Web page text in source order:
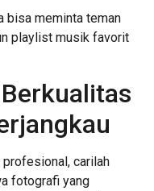
bisa meminta teman
playlist musik favorit
carilah
fotografi yang